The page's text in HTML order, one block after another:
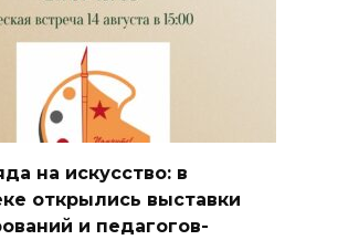
на искусство: в
открылись выставки
и педагогов-